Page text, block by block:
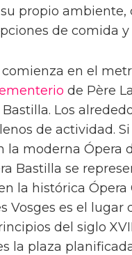
propio ambiente,
de comida y
en el
de Père
Los
de actividad. Si
moderna Ópera
Bastilla se
la histórica Ópera
Vosges es el lugar
del siglo
la plaza